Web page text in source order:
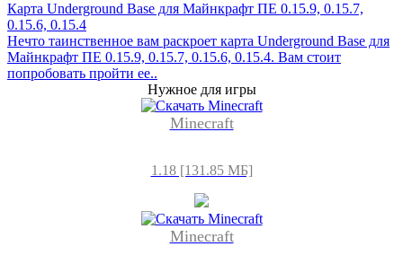
Карта Underground Base для Майнкрафт ПЕ 0.15.9, 0.15.7,
0.15.6, 0.15.4
Нечто таинственное вам раскроет карта Underground Base для
Майнкрафт ПЕ 0.15.9, 0.15.7, 0.15.6, 0.15.4. Вам стоит
попробовать пройти ее..
Нужное для игры
Minecraft
1.18 [131.85 МБ]
Minecraft